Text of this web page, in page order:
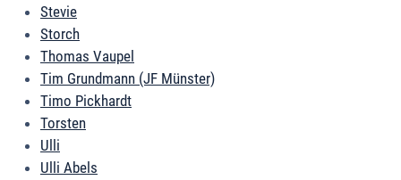
Stevie
Storch
Thomas Vaupel
Tim Grundmann (JF Münster)
Timo Pickhardt
Torsten
Ulli
Ulli Abels